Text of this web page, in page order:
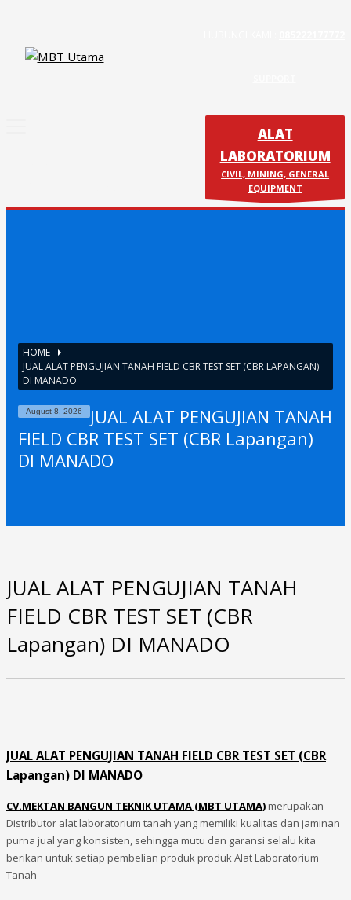
ALAT
LABORATORIUM
CIVIL, MINING, GENERAL
EQUIPMENT
HOME
JUAL ALAT PENGUJIAN TANAH FIELD CBR TEST SET (CBR LAPANGAN)
DI MANADO
August 8, 2026
JUAL ALAT PENGUJIAN TANAH
FIELD CBR TEST SET (CBR Lapangan)
DI MANADO
JUAL ALAT PENGUJIAN TANAH
FIELD CBR TEST SET (CBR
Lapangan) DI MANADO
JUAL ALAT PENGUJIAN TANAH FIELD CBR TEST SET (CBR
Lapangan) DI MANADO
CV.MEKTAN BANGUN TEKNIK UTAMA (MBT UTAMA)merupakan
Distributor alat laboratorium tanah yang memiliki kualitas dan jaminan
purna jual yang konsisten, sehingga mutu dan garansi selalu kita
berikan untuk setiap pembelian produk produk Alat Laboratorium
Tanah